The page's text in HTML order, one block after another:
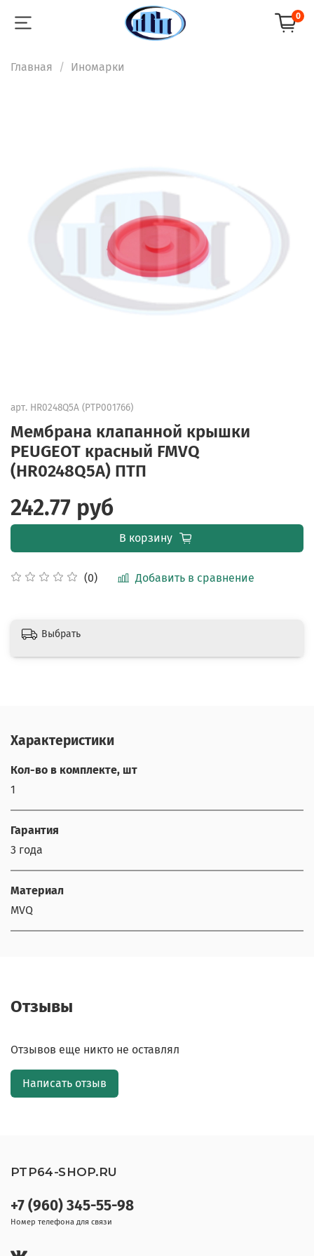
0
Главная Иномарки
арт. HR0248Q5A (PTP001766)
Мембрана клапанной крышки
PEUGEOT красный FMVQ
(HR0248Q5A) ПТП
(0) Добавить в сравнение
242.77 руб
В корзину
Выбрать
Характеристики
Кол-во в комплекте, шт
1
Гарантия
3 года
Материал
MVQ
Отзывы
Отзывов еще никто не оставлял
Написать отзыв
+7 (960) 345-55-98
Номер телефона для связи
PTP64-SHOP.RU